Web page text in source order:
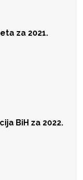
za 2021.
BiH za 2022.